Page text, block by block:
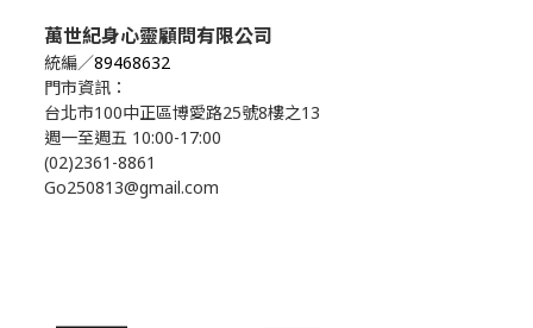
萬世紀身心靈顧問有限公司
統編／89468632
門市資訊：
台北市100中正區博愛路25號8樓之13
週一至週五 10:00-17:00
(02)2361-8861
Go250813@gmail.com